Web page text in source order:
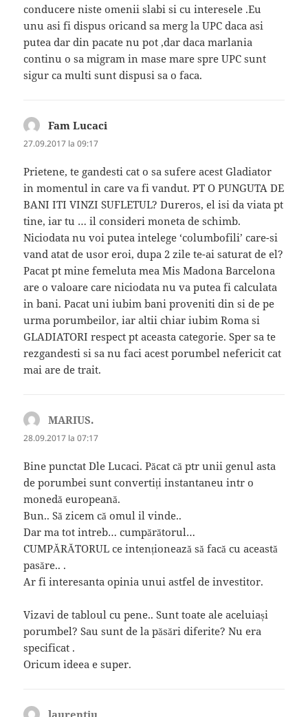
conducere niste omenii slabi si cu interesele .Eu
unu asi fi dispus oricand sa merg la UPC daca asi
putea dar din pacate nu pot ,dar daca marlania
continu o sa migram in mase mare spre UPC sunt
sigur ca multi sunt dispusi sa o faca.
Fam Lucaci
27.09.2017 la 09:17
Prietene, te gandesti cat o sa sufere acest Gladiator
in momentul in care va fi vandut. PT O PUNGUTA DE
BANI ITI VINZI SUFLETUL? Dureros, el isi da viata pt
tine, iar tu … il consideri moneta de schimb.
Niciodata nu voi putea intelege ‘columbofili’ care-si
vand atat de usor eroi, dupa 2 zile te-ai saturat de el?
Pacat pt mine femeluta mea Mis Madona Barcelona
are o valoare care niciodata nu va putea fi calculata
in bani. Pacat uni iubim bani proveniti din si de pe
urma porumbeilor, iar altii chiar iubim Roma si
GLADIATORI respect pt aceasta categorie. Sper sa te
rezgandesti si sa nu faci acest porumbel nefericit cat
mai are de trait.
MARIUS.
28.09.2017 la 07:17
Bine punctat Dle Lucaci. Păcat că ptr unii genul asta
de porumbei sunt convertiți instantaneu intr o
monedă europeană.
Bun.. Să zicem că omul il vinde..
Dar ma tot intreb… cumpărătorul…
CUMPĂRĂTORUL ce intenționează să facă cu această
pasăre.. .
Ar fi interesanta opinia unui astfel de investitor.
Vizavi de tabloul cu pene.. Sunt toate ale aceluiași
porumbel? Sau sunt de la păsări diferite? Nu era
specificat .
Oricum ideea e super.